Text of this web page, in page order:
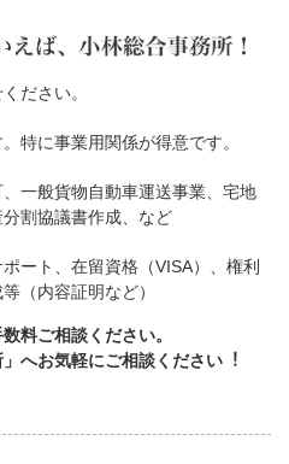
ださい。
特に事業用関係が得意です。
一般貨物自動車運送事業、宅地
割協議書作成、など
ート、在留資格（VISA）、権利
（内容証明など）
料ご相談ください。
へお気軽にご相談ください︕